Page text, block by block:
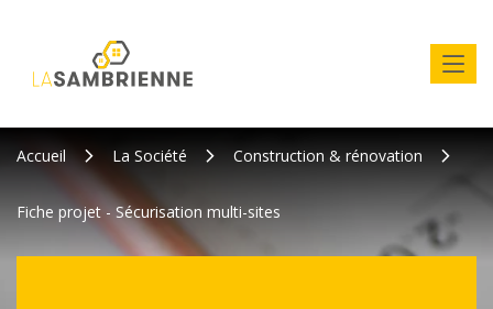
Accueil La Société Construction & rénovation
Fiche projet - Sécurisation multi-sites